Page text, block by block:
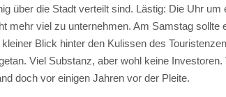
über die Stadt verteilt sind. Lästig: Die Uhr um
mehr viel zu unternehmen. Am Samstag sollte
Blick hinter den Kulissen des
Viel Substanz, aber wohl keine
doch vor einigen Jahren vor der Pleite.